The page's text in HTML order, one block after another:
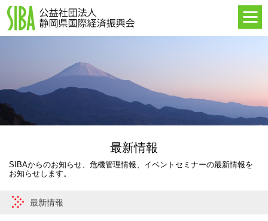
SIBAについて
イベント・セミナー 海外事業所
最新情報
SIBAからのお知らせ、危機管理情報、イベントセミナーの最新情報を
お知らせします。
最新情報